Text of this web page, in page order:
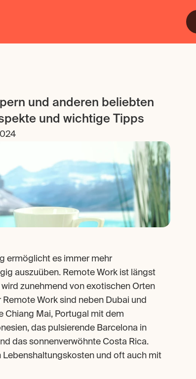
und anderen beliebten
und wichtige Tipps
ermöglicht es immer mehr
auszuüben. Remote Work ist längst
zunehmend von exotischen Orten
Work sind neben Dubai und
Chiang Mai, Portugal mit dem
das pulsierende Barcelona in
das sonnenverwöhnte Costa Rica.
Lebenshaltungskosten und oft auch mit